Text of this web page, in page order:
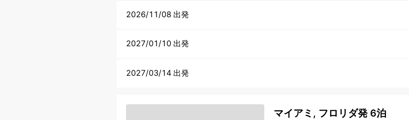
2026/11/08 出発
2027/01/10 出発
2027/03/14 出発
マイアミ, フロリダ発 6泊